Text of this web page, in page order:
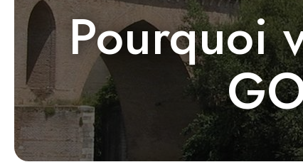
Pourquoi